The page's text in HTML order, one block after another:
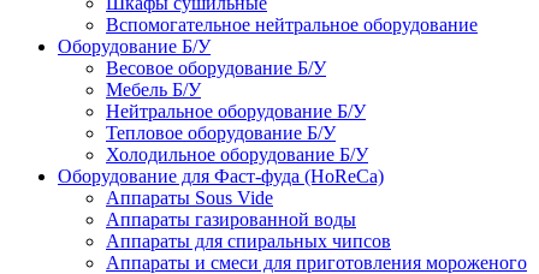
Вспомогательное нейтральное оборудование
Оборудование Б/У
Весовое оборудование Б/У
Мебель Б/У
Нейтральное оборудование Б/У
Тепловое оборудование Б/У
Холодильное оборудование Б/У
Оборудование для Фаст-фуда (HoReCa)
Аппараты Sous Vide
Аппараты газированной воды
Аппараты для спиральных чипсов
Аппараты и смеси для приготовления мороженого